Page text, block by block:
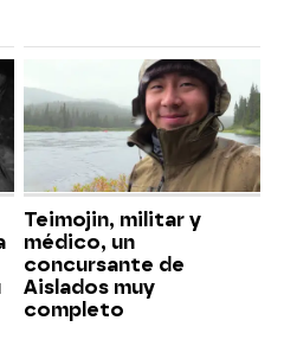
Teimojin, militar y
médico, un
concursante de
Aislados muy
completo